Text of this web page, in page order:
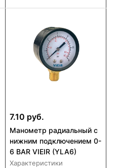
7.10 руб.
Манометр радиальный с
нижним подключением 0-
6 BAR VIEIR (YLA6)
Характеристики